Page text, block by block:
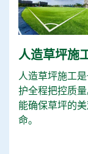
人造草坪施
人造草坪施工
护全程把控质
能确保草坪的
命。